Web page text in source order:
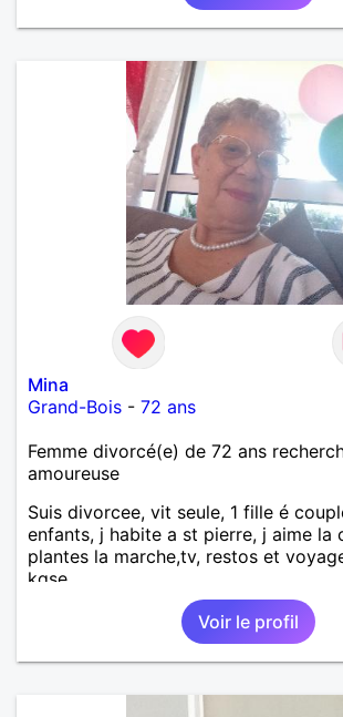
Mina
Grand-Bois - 72 ans
Femme divorcé(e) de 72 ans
amoureuse
Suis divorcee, vit seule, 1 fille é
enfants, j habite a st pierre, j aime la
plantes la marche,tv, restos et
kgse
Voir le profil